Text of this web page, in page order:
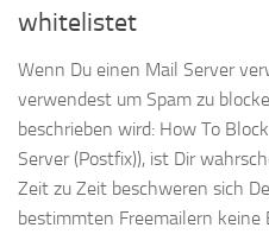
whitelistet
Wenn Du einen Mail Server
verwendest um Spam zu
beschrieben wird: How To
Server (Postfix)), ist Dir
Zeit zu Zeit beschweren sich
bestimmten Freemailern